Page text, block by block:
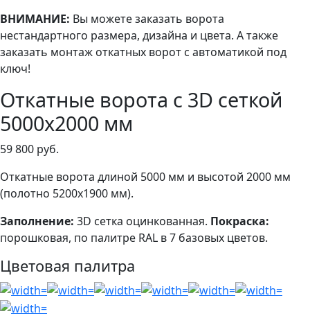
ВНИМАНИЕ: Вы можете заказать ворота
нестандартного размера, дизайна и цвета. А также
заказать монтаж откатных ворот с автоматикой под
ключ!
Откатные ворота с 3D сеткой
5000х2000 мм
59 800 руб.
Откатные ворота длиной 5000 мм и высотой 2000 мм
(полотно 5200х1900 мм).
Заполнение: 3D сетка оцинкованная. Покраска:
порошковая, по палитре RAL в 7 базовых цветов.
Цветовая палитра